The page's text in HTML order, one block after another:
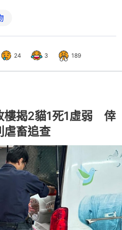
24 3 189
樓揭2貓1死1虛弱 倖
畜追查